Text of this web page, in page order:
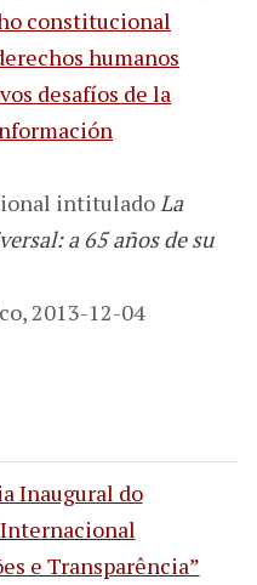
constitucional
humanos
desafíos de la
intitulado La
a 65 años de su
2013-12-04
Inaugural do
e Transparência”